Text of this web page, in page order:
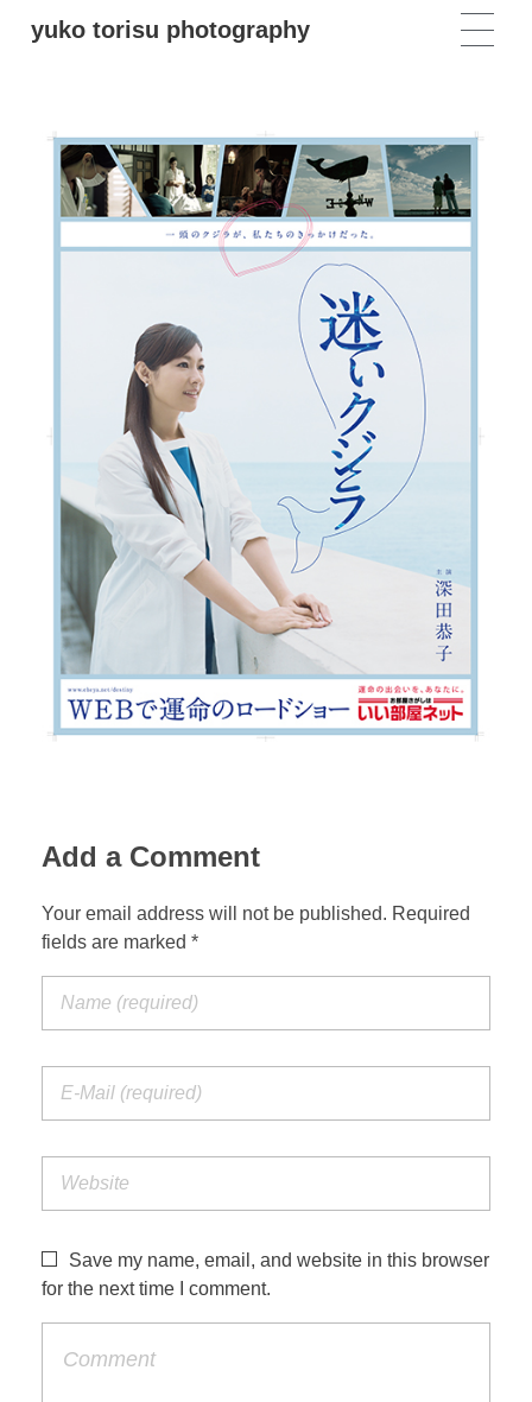
yuko torisu photography
Add a Comment
Your email address will not be published. Required
fields are marked *
Save my name, email, and website in this browser
for the next time I comment.